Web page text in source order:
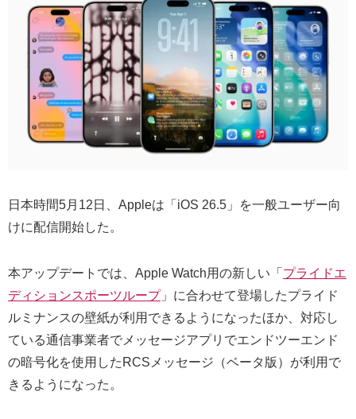
日本時間5月12日、Appleは「iOS 26.5」を一般ユーザー向
けに配信開始した。
本アップデートでは、Apple Watch用の新しい「 プライドエ
ディションスポーツループ」に合わせて登場したプライド
ルミナンスの壁紙が利用できるようになったほか、対応し
ている通信事業者でメッセージアプリでエンドツーエンド
の暗号化を使用したRCSメッセージ（ベータ版）が利用で
きるようになった。